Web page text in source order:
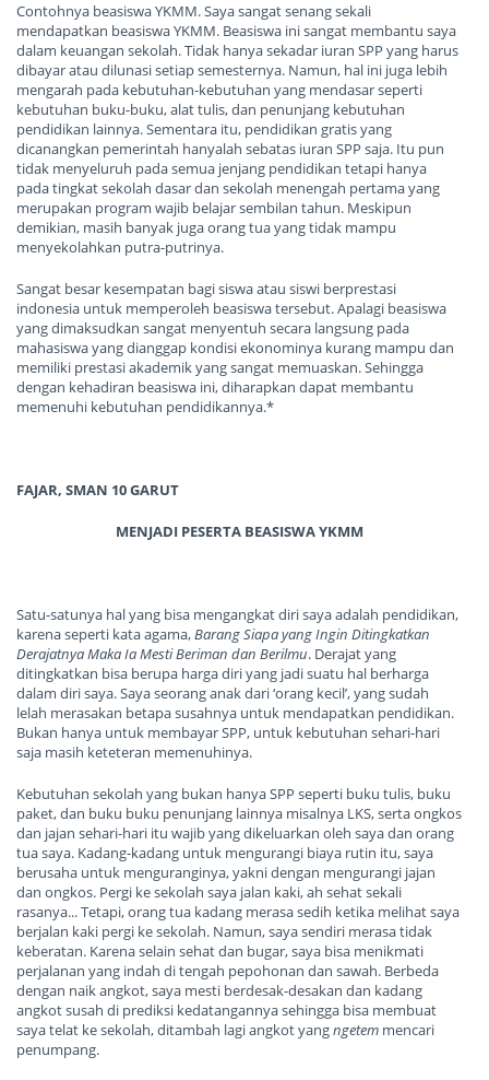
Contohnya beasiswa YKMM. Saya sangat senang sekali
mendapatkan beasiswa YKMM. Beasiswa ini sangat membantu saya
dalam keuangan sekolah.Tidak hanya sekadar iuran SPP yang harus
dibayar atau dilunasi setiapsemesternya. Namun, hal ini juga lebih
mengarah pada kebutuhan-kebutuhan yang mendasar seperti
kebutuhan buku-buku, alat tulis, dan penunjang kebutuhan
pendidikan lainnya. Sementara itu, pendidikan gratis yang
dicanangkan pemerintah hanyalah sebatas iuran SPP saja. Itu pun
tidak menyeluruh pada semua jenjang pendidikan tetapi hanya
pada tingkat sekolah dasar dan sekolah menengah pertama yang
merupakan program wajib belajar sembilan tahun. Meskipun
demikian, masih banyak juga orang tua yang tidak mampu
menyekolahkan putra-putrinya.
Sangat besar kesempatan bagi siswa atau siswi berprestasi
indonesia untuk memperoleh beasiswa tersebut. Apalagi beasiswa
yang dimaksudkan sangat menyentuh secara langsung pada
mahasiswa yang dianggap kondisi ekonominya kurang mampu dan
memiliki prestasi akademik yang sangat memuaskan. Sehingga
dengan kehadiran beasiswa ini, diharapkan dapat membantu
memenuhi kebutuhan pendidikannya.*
FAJAR, SMAN 10 GARUT
MENJADI PESERTA BEASISWA YKMM
Satu-satunya hal yang bisa mengangkat diri saya adalah pendidikan,
karena seperti kata agama,Barang Siapa yang Ingin Ditingkatkan
Derajatnya Maka Ia Mesti Beriman dan Berilmu. Derajat yang
ditingkatkan bisa berupa harga diri yang jadi suatu hal berharga
dalam diri saya. Saya seorang anak dari ‘orang kecil’, yang sudah
lelah merasakan betapa susahnya untuk mendapatkan pendidikan.
Bukan hanya untuk membayar SPP, untuk kebutuhan sehari-hari
saja masih keteteran memenuhinya.
Kebutuhan sekolah yang bukan hanya SPP seperti buku tulis, buku
paket, dan buku buku penunjang lainnya misalnya LKS, serta ongkos
dan jajan sehari-hari itu wajib yang dikeluarkan oleh saya dan orang
tua saya. Kadang-kadang untuk mengurangi biaya rutin itu, saya
berusaha untuk menguranginya, yakni dengan mengurangi jajan
dan ongkos. Pergi ke sekolah saya jalan kaki, ah sehat sekali
rasanya... Tetapi, orang tua kadang merasa sedih ketika melihat saya
berjalan kaki pergi ke sekolah. Namun, saya sendiri merasa tidak
keberatan. Karena selain sehat dan bugar, saya bisa menikmati
perjalanan yang indah di tengah pepohonan dan sawah. Berbeda
dengan naik angkot, saya mesti berdesak-desakan dan kadang
angkot susah di prediksi kedatangannya sehingga bisa membuat
saya telat ke sekolah, ditambah lagi angkot yangngetem mencari
penumpang.